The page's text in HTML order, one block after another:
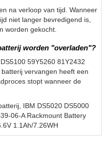
na verloop van tijd. Wanneer
niet langer bevredigend is,
worden gekocht.
worden "overladen"?
59Y5260 81Y2432
vervangen heeft een
stopt wanneer de
IBM DS5020 DS5000
06-A Rackmount Battery
1.1Ah/7.26WH